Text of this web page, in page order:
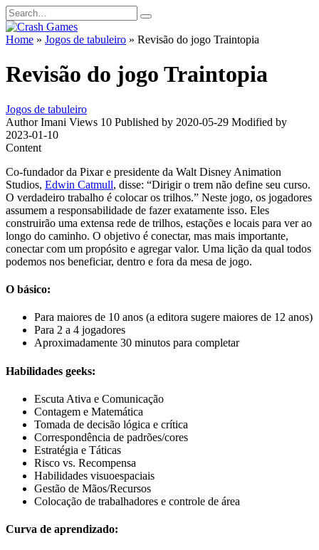
Skip
to
content
Search
for:
Home » Jogos de tabuleiro » Revisão do jogo Traintopia
Revisão do jogo Traintopia
Jogos de tabuleiro
Author Imani Views 10 Published by 2020-05-29 Modified by
2023-01-10
Content
Co-fundador da Pixar e presidente da Walt Disney Animation
Studios, Edwin Catmull, disse: “Dirigir o trem não define seu curso.
O verdadeiro trabalho é colocar os trilhos.” Neste jogo, os jogadores
assumem a responsabilidade de fazer exatamente isso. Eles
construirão uma extensa rede de trilhos, estações e locais para ver ao
longo do caminho. O objetivo é conectar, mas mais importante,
conectar com um propósito e agregar valor. Uma lição da qual todos
podemos nos beneficiar, dentro e fora da mesa de jogo.
O básico:
Para maiores de 10 anos (a editora sugere maiores de 12 anos)
Para 2 a 4 jogadores
Aproximadamente 30 minutos para completar
Habilidades geeks:
Escuta Ativa e Comunicação
Contagem e Matemática
Tomada de decisão lógica e crítica
Correspondência de padrões/cores
Estratégia e Táticas
Risco vs. Recompensa
Habilidades visuoespaciais
Gestão de Mãos/Recursos
Colocação de trabalhadores e controle de área
Curva de aprendizado: